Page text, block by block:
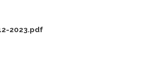
2023.pdf